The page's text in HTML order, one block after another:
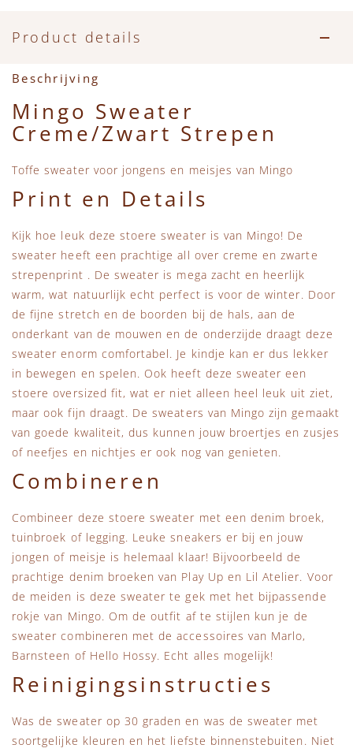
Zwemkleding
Feestkleding
Beren, Speendoekjes en Knuffeldoekjes
Verzorgingsproducten
Beren
Mini Rodini
+1 in the family
New Balance
Piupiuchick
Sproet & Sprout
Tiny Cottons
Product details
Beschrijving
Mingo Sweater
Creme/Zwart Strepen
Toffe sweater voor jongens en meisjes van Mingo
Print en Details
Kijk hoe leuk deze stoere sweater is van Mingo! De
sweater heeft een prachtige all over creme en zwarte
strepenprint . De sweater is mega zacht en heerlijk
warm, wat natuurlijk echt perfect is voor de winter. Door
de fijne stretch en de boorden bij de hals, aan de
onderkant van de mouwen en de onderzijde draagt deze
sweater enorm comfortabel. Je kindje kan er dus lekker
in bewegen en spelen. Ook heeft deze sweater een
stoere oversized fit, wat er niet alleen heel leuk uit ziet,
maar ook fijn draagt. De sweaters van Mingo zijn gemaakt
van goede kwaliteit, dus kunnen jouw broertjes en zusjes
of neefjes en nichtjes er ook nog van genieten.
Combineren
Combineer deze stoere sweater met een denim broek,
tuinbroek of legging. Leuke sneakers er bij en jouw
jongen of meisje is helemaal klaar! Bijvoorbeeld de
prachtige denim broeken van Play Up en Lil Atelier. Voor
de meiden is deze sweater te gek met het bijpassende
rokje van Mingo. Om de outfit af te stijlen kun je de
sweater combineren met de accessoires van Marlo,
Barnsteen of Hello Hossy. Echt alles mogelijk!
Reinigingsinstructies
Was de sweater op 30 graden en was de sweater met
soortgelijke kleuren en het liefste binnenstebuiten. Niet